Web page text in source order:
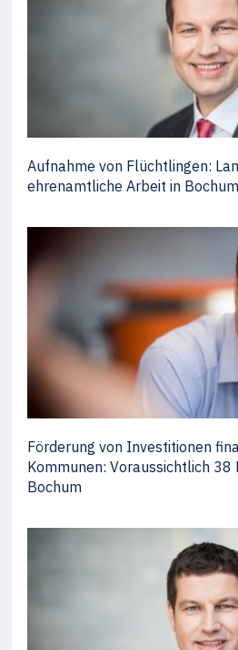
Aufnahme von Flüchtlingen:
ehrenamtliche Arbeit in Bochum
Förderung von Investitionen
Kommunen: Voraussichtlich
Bochum